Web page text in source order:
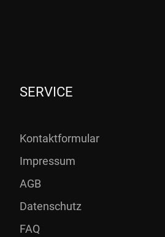
SERVICE
Kontaktformular
Impressum
AGB
Datenschutz
FAQ